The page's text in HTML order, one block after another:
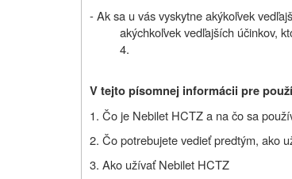
- Ak sa u vás vyskytne akýkoľvek
akýchkoľvek vedľajších účinkov,
4.
V tejto písomnej informácii pre
1. Čo je Nebilet HCTZ a na čo sa
2. Čo potrebujete vedieť predtým, ako
3. Ako užívať Nebilet HCTZ